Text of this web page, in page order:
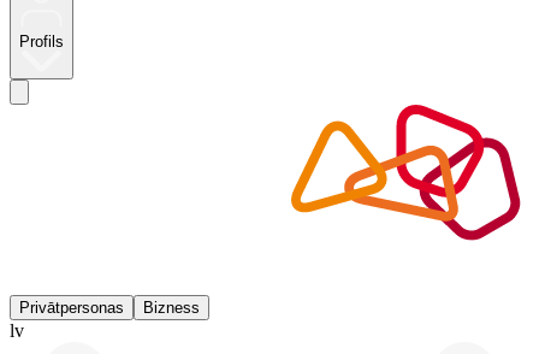
Profils
Privātpersonas Bizness
lv